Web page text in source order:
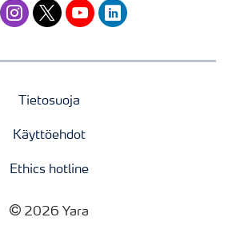
instagram
twitteryoutubelinkedin
Tietosuoja
Käyttöehdot
Ethics hotline
2026 Yara